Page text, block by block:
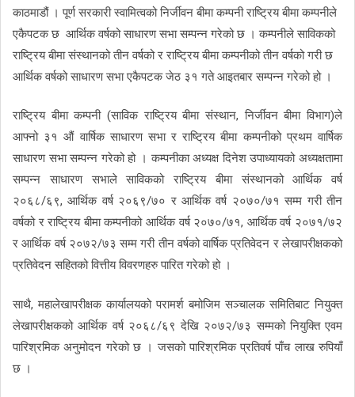
काठमाडौं । पूर्ण सरकारी स्वामित्वको निर्जीवन बीमा कम्पनी राष्ट्रिय बीमा कम्पनीले
एकैपटक छ आर्थिक वर्षको साधारण सभा सम्पन्न गरेको छ । कम्पनीले साविकको
राष्ट्रिय बीमा संस्थानको तीन वर्षको र राष्ट्रिय बीमा कम्पनीको तीन वर्षको गरी छ
आर्थिक वर्षको साधारण सभा एकैपटक जेठ ३१ गते आइतबार सम्पन्न गरेको हो ।
राष्ट्रिय बीमा कम्पनी (साविक राष्ट्रिय बीमा संस्थान, निर्जीवन बीमा विभाग)ले
आफ्नो ३१ औं वार्षिक साधारण सभा र राष्ट्रिय बीमा कम्पनीको प्रथम वार्षिक
साधारण सभा सम्पन्न गरेको हो । कम्पनीका अध्यक्ष दिनेश उपाध्यायको अध्यक्षतामा
सम्पन्न साधारण सभाले साविकको राष्ट्रिय बीमा संस्थानको आर्थिक वर्ष
२०६८/६९, आर्थिक वर्ष २०६९/७० र आर्थिक वर्ष २०७०/७१ सम्म गरी तीन
वर्षको र राष्ट्रिय बीमा कम्पनीको आर्थिक वर्ष २०७०/७१, आर्थिक वर्ष २०७१/७२
र आर्थिक वर्ष २०७२/७३ सम्म गरी तीन वर्षको वार्षिक प्रतिवेदन र लेखापरीक्षकको
प्रतिवेदन सहितको वित्तीय विवरणहरु पारित गरेको हो ।
साथै, महालेखापरीक्षक कार्यालयको परामर्श बमोजिम सञ्चालक समितिबाट नियुक्त
लेखापरीक्षकको आर्थिक वर्ष २०६८/६९ देखि २०७२/७३ सम्मको नियुक्ति एवम
पारिश्रमिक अनुमोदन गरेको छ । जसको पारिश्रमिक प्रतिवर्ष पाँच लाख रुपियाँ
छ ।